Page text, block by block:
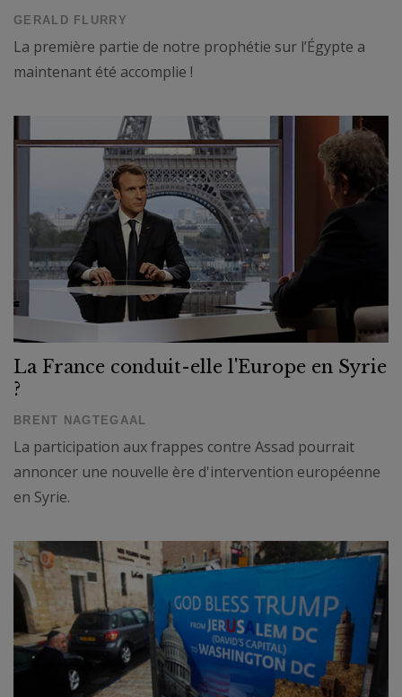
GERALD FLURRY
La première partie de notre prophétie sur l’Égypte a
maintenant été accomplie !
La France conduit-elle l'Europe en Syrie
?
BRENT NAGTEGAAL
La participation aux frappes contre Assad pourrait
annoncer une nouvelle ère d'intervention européenne
en Syrie.